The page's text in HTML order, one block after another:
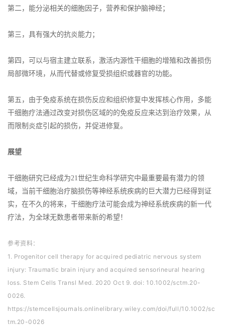
第二，能分泌相关的细胞因子，营养和保护脑神经；
第三，具有强大的抗炎能力；
第四，可以与宿主建立联系，激活内源性干细胞的增殖和改善损伤
局部微环境，从而代替或修复受损组织或器官的功能。
第五，由于免疫系统在损伤反应和组织修复中发挥核心作用，多能
干细胞疗法通过改变对损伤区域的的免疫反应来达到治疗效果，从
而限制炎症引起的损伤，并促进修复。
展望
干细胞研究已经成为21世纪生命科学研究中最重要最有潜力的领
域，当前干细胞治疗脑损伤等神经系统疾病的巨大潜力已经得到证
实，在不久的将来，干细胞疗法可能会成为神经系统疾病的新一代
疗法，为全球无数患者带来新的希望！
参考资料：
1. Progenitor cell therapy for acquired pediatric nervous system
injury: Traumatic brain injury and acquired sensorineural hearing
loss. Stem Cells Transl Med. 2020 Oct 9. doi: 10.1002/sctm.20-
0026.
https://stemcellsjournals.onlinelibrary.wiley.com/doi/full/10.1002/sc
tm.20-0026